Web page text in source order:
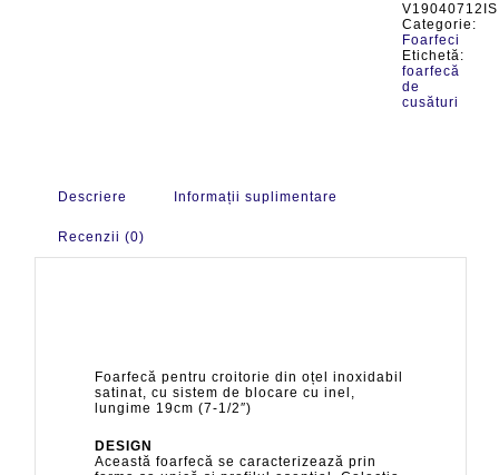
V19040712IS
Categorie:
Foarfeci
Etichetă:
foarfecă
de
cusături
Descriere Informații suplimentare
Recenzii (0)
Foarfecă pentru croitorie din oțel inoxidabil
satinat, cu sistem de blocare cu inel,
lungime 19cm (7-1/2″)
DESIGN
Această foarfecă se caracterizează prin